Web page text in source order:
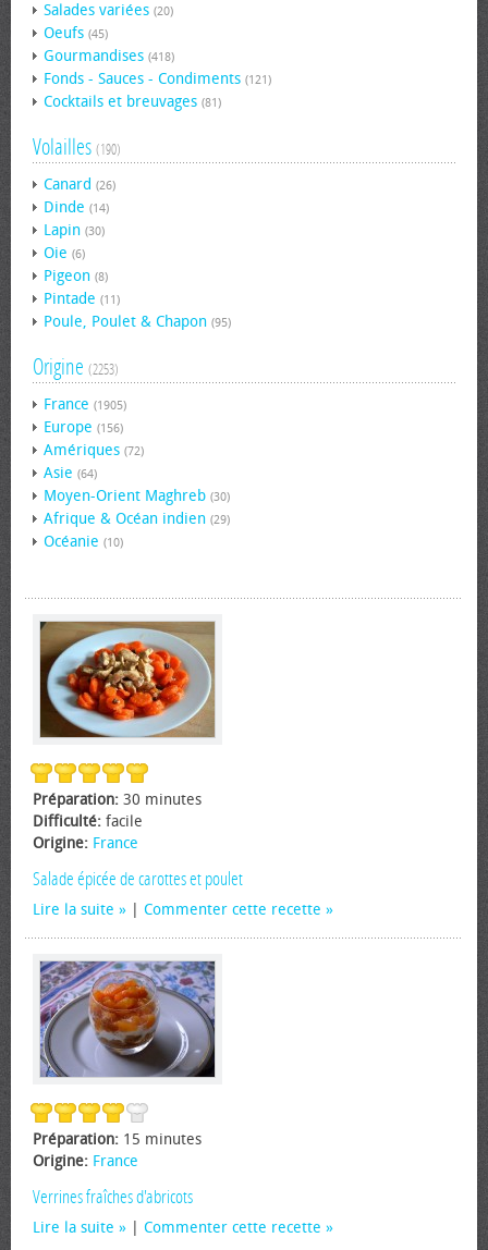
Salades variées (20)
Oeufs (45)
Gourmandises (418)
Fonds - Sauces - Condiments (121)
Cocktails et breuvages (81)
Volailles (190)
Canard (26)
Dinde (14)
Lapin (30)
Oie (6)
Pigeon (8)
Pintade (11)
Poule, Poulet & Chapon (95)
Origine (2253)
France (1905)
Europe (156)
Amériques (72)
Asie (64)
Moyen-Orient Maghreb (30)
Afrique & Océan indien (29)
Océanie (10)
Préparation: 30 minutes
Difficulté: facile
Origine: France
Salade épicée de carottes et poulet
Lire la suite Commenter cette recette
Préparation: 15 minutes
Origine: France
Verrines fraîches d'abricots
Lire la suite Commenter cette recette